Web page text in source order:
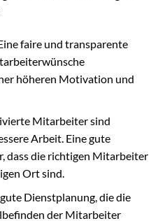
faire und transparente
höheren Motivation und
Mitarbeiter sind
Arbeit. Eine gute
dass die richtigen Mitarbeiter
Ort sind.
Dienstplanung, die die
der Mitarbeiter